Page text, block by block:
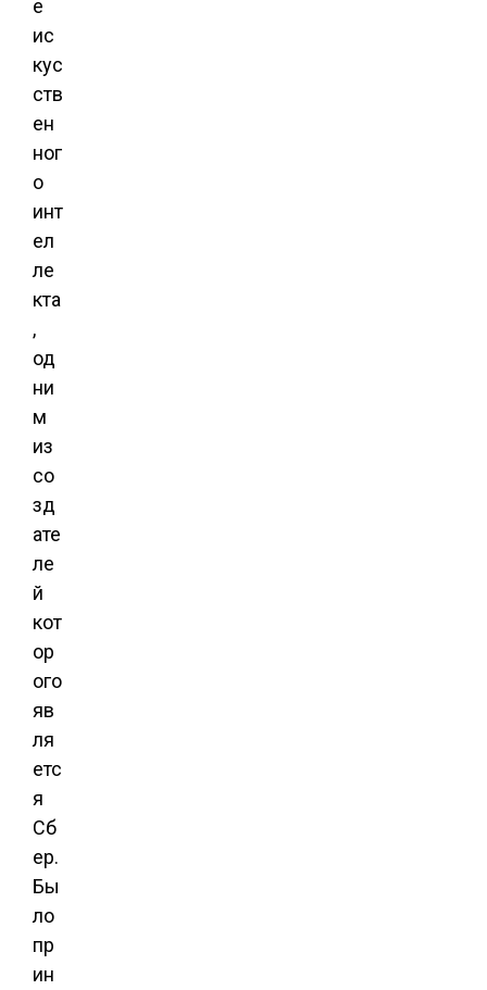
е
ис
кус
ств
ен
ног
о
инт
ел
ле
кта
,
од
ни
м
из
со
зд
ате
ле
й
кот
ор
ого
яв
ля
етс
я
Сб
ер.
Бы
ло
пр
ин